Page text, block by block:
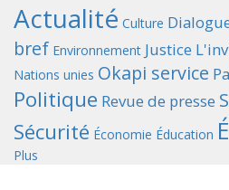
Actualité Culture
bref Environnement Justice
Nations unies Okapi service
Politique Revue de presse
Sécurité Économie Éducation
Plus